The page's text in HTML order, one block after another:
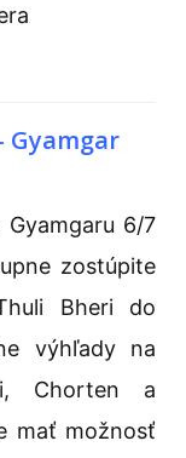
Gyamgar
6/7
zostúpite
Bheri do
výhľady na
Chorten a
mať možnosť